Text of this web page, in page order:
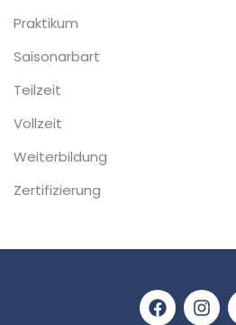
Praktikum
Saisonarbart
Teilzeit
Vollzeit
Weiterbildung
Zertifizierung